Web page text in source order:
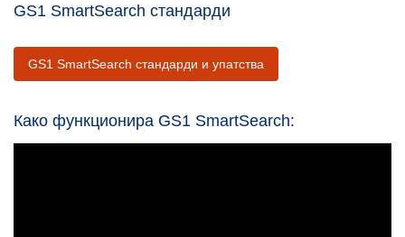
GS1 SmartSearch стандарди
GS1 SmartSearch стандарди и упатства
Како функционира GS1 SmartSearch: